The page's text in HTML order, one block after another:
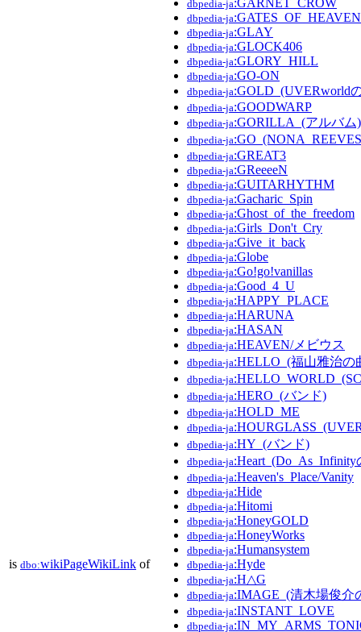
is dbo:wikiPageWikiLink of
dbpedia-ja
dbpedia-ja:GATES_OF_HEAVEN
dbpedia-ja:GLAY
dbpedia-ja:GLOCK406
dbpedia-ja:GLORY_HILL
dbpedia-ja:GO-ON
dbpedia-ja:GOLD_(UVERworld
dbpedia-ja:GOODWARP
dbpedia-ja:GORILLA_(アルバム)
dbpedia-ja
dbpedia-ja:GREAT3
dbpedia-ja:GReeeeN
dbpedia-ja:GUITARHYTHM
dbpedia-ja:Gacharic_Spin
dbpedia-ja:Ghost_of_the_freedom
dbpedia-ja:Girls_Don't_Cry
dbpedia-ja:Give_it_back
dbpedia-ja:Globe
dbpedia-ja:Go!go!vanillas
dbpedia-ja:Good_4_U
dbpedia-ja:HAPPY_PLACE
dbpedia-ja:HARUNA
dbpedia-ja:HASAN
dbpedia-ja:HEAVEN/メビウス
dbpedia-ja:HELLO_(福山雅治の
dbpedia-ja
dbpedia-ja:HERO_(バンド)
dbpedia-ja:HOLD_ME
dbpedia-ja
dbpedia-ja:HY_(バンド)
dbpedia-ja:Heart_(Do_As_Infinity
dbpedia-ja:Heaven's_Place/Vanity
dbpedia-ja:Hide
dbpedia-ja:Hitomi
dbpedia-ja:HoneyGOLD
dbpedia-ja:HoneyWorks
dbpedia-ja:Humansystem
dbpedia-ja:Hyde
dbpedia-ja:H△G
dbpedia-ja:IMAGE_(清木場俊介
dbpedia-ja:INSTANT_LOVE
dbpedia-ja